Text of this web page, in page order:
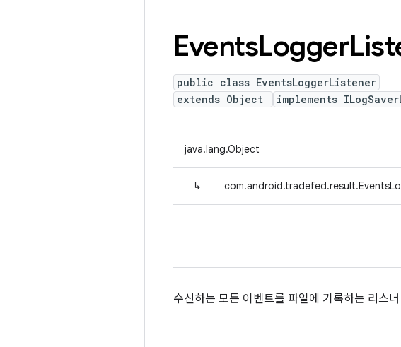
EventsLogger
public class EventsLoggerListener
extends Object
implements
java.lang.Object
↳
수신하는 모든 이벤트를 파일에 기록하는 리스너